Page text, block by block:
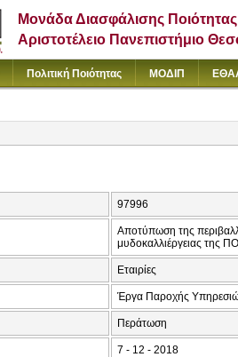
Μονάδα Διασφάλισης Ποιότητας
Αριστοτέλειο Πανεπιστήμιο
Πολιτική Ποιότητας ΜΟΔΙΠ
97996
Αποτύπωση της
μυδοκαλλιέργειας της
Εταιρίες
Έργα Παροχής
Περάτωση
7 - 12 - 2018